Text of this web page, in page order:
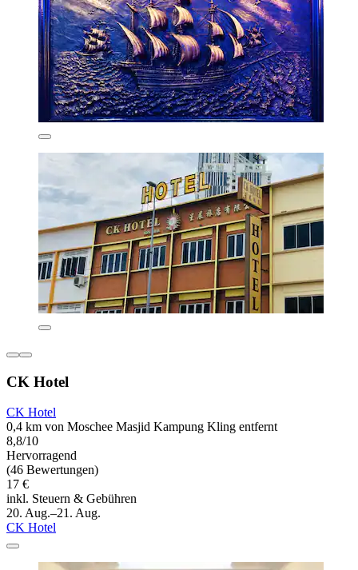
CK Hotel
CK Hotel
0,4 km von Moschee Masjid Kampung Kling entfernt
8,8/10
Hervorragend
(46 Bewertungen)
17 €
inkl. Steuern & Gebühren
20. Aug.–21. Aug.
CK Hotel